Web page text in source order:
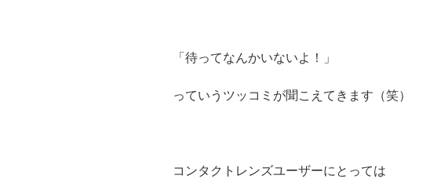
「待ってなんかいないよ！」
っていうツッコミが聞こえてきます（笑）
コンタクトレンズユーザーにとっては